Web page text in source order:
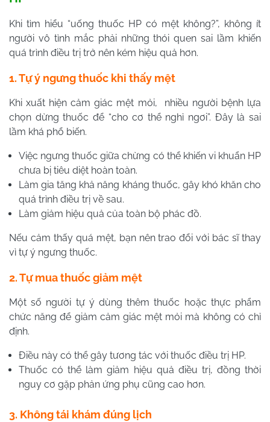
Khi tìm hiểu “uống thuốc HP có mệt không?”, không ít
người vô tình mắc phải những thói quen sai lầm khiến
quá trình điều trị trở nên kém hiệu quả hơn.
1. Tự ý ngưng thuốc khi thấy mệt
Khi xuất hiện cảm giác mệt mỏi, nhiều người bệnh lựa
chọn dừng thuốc để “cho cơ thể nghỉ ngơi”. Đây là sai
lầm khá phổ biến.
Việc ngưng thuốc giữa chừng có thể khiến vi khuẩn HP
chưa bị tiêu diệt hoàn toàn.
Làm gia tăng khả năng kháng thuốc, gây khó khăn cho
quá trình điều trị về sau.
Làm giảm hiệu quả của toàn bộ phác đồ.
Nếu cảm thấy quá mệt, bạn nên trao đổi với bác sĩ thay
vì tự ý ngưng thuốc.
2. Tự mua thuốc giảm mệt
Một số người tự ý dùng thêm thuốc hoặc thực phẩm
chức năng để giảm cảm giác mệt mỏi mà không có chỉ
định.
Điều này có thể gây tương tác với thuốc điều trị HP.
Thuốc có thể làm giảm hiệu quả điều trị, đồng thời
nguy cơ gặp phản ứng phụ cũng cao hơn.
3. Không tái khám đúng lịch